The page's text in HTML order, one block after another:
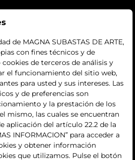
de MAGNA SUBASTAS DE ARTE,
con fines técnicos y de
de terceros de análisis y
el funcionamiento del sitio web,
para usted y sus intereses. Las
y de preferencias son
y la prestación de los
mismo, las cuales se encuentran
aplicación del artículo 22.2 de la
INFORMACION” para acceder a
y obtener información
que utilizamos. Pulse el botón